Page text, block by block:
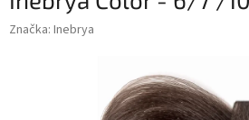
Značka: Inebrya